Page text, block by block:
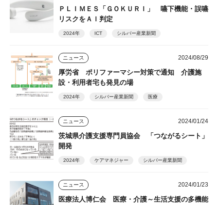
ＰＬＩＭＥＳ「ＧＯＫＵＲＩ」 嚥下機能・誤嚥
リスクをＡＩ判定
2024年 ICT シルバー産業新聞
ニュース 2024/08/29
厚労省 ポリファーマシー対策で通知 介護施
設・利用者宅も発見の場
2024年 シルバー産業新聞 医療
ニュース 2024/01/24
茨城県介護支援専門員協会 「つながるシート」
開発
2024年 ケアマネジャー シルバー産業新聞
ニュース 2024/01/23
医療法人博仁会 医療・介護～生活支援の多機能